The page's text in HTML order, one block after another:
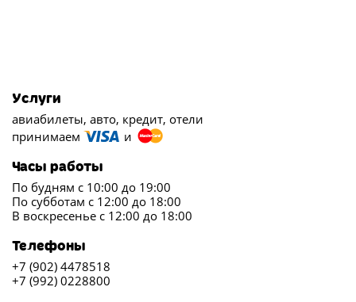
Услуги
авиабилеты, авто, кредит, отели
принимаем
и
Часы работы
По будням с 10:00 до 19:00
По субботам с 12:00 до 18:00
В воскресенье с 12:00 до 18:00
Телефоны
+7 (902) 4478518
+7 (992) 0228800